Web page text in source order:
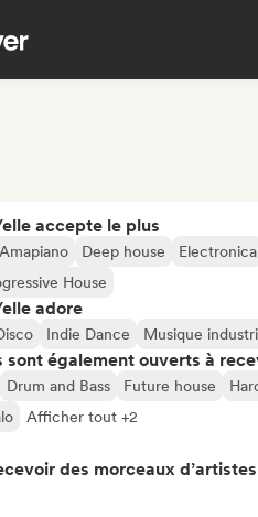
accepte le plus
Deep house Electronica
House
adore
Indie Dance Musique
sont également ouverts à
Drum and Bass Future house
Afficher tout +2
des morceaux